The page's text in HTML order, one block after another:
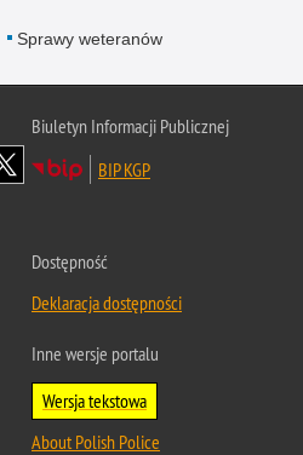
Sprawy weteranów
Biuletyn Informacji Publicznej
BIP KGP
Dostępność
Deklaracja dostępności
Inne wersje portalu
Wersja tekstowa
About Polish Police